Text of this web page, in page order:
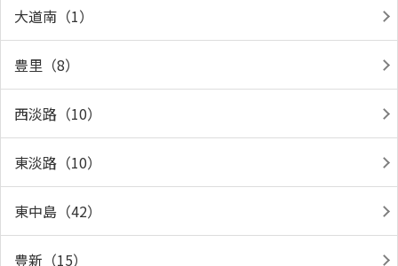
大道南（1）
豊里（8）
西淡路（10）
東淡路（10）
東中島（42）
豊新（15）